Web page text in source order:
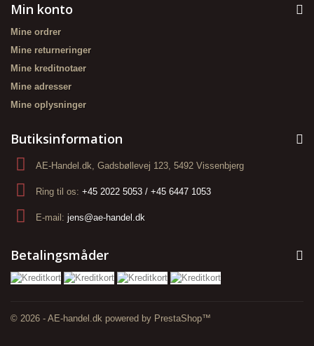
© 2026 - AE-handel.dk powered by PrestaShop™
Min konto
Mine ordrer
Mine returneringer
Mine kreditnotaer
Mine adresser
Mine oplysninger
Butiksinformation
AE-Handel.dk, Gadsbøllevej 123, 5492 Vissenbjerg
Ring til os: +45 2022 5053 / +45 6447 1053
E-mail: jens@ae-handel.dk
Betalingsmåder